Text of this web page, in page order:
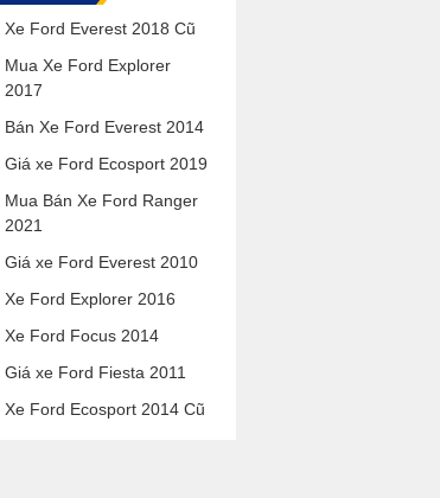
Xe Ford Everest 2018 Cũ
Mua Xe Ford Explorer
2017
Bán Xe Ford Everest 2014
Giá xe Ford Ecosport 2019
Mua Bán Xe Ford Ranger
2021
Giá xe Ford Everest 2010
Xe Ford Explorer 2016
Xe Ford Focus 2014
Giá xe Ford Fiesta 2011
Xe Ford Ecosport 2014 Cũ